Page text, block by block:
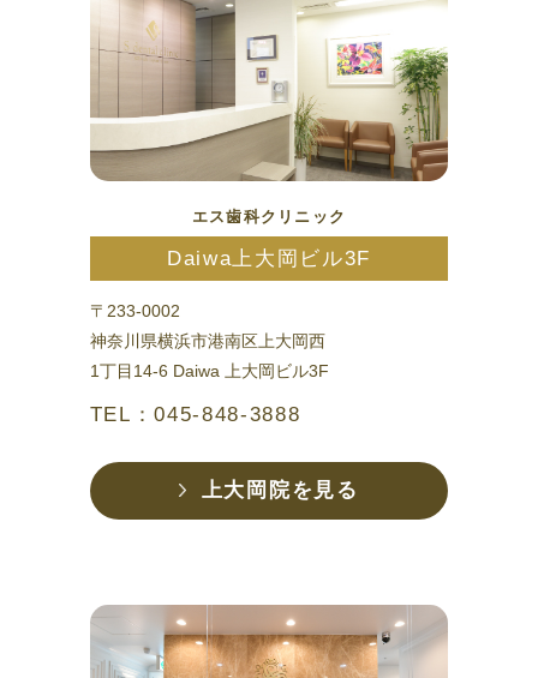
エス歯科クリニック
Daiwa上大岡ビル3F
〒233-0002
神奈川県横浜市港南区上大岡西
1丁目14-6 Daiwa 上大岡ビル3F
TEL：045-848-3888
上大岡院を見る